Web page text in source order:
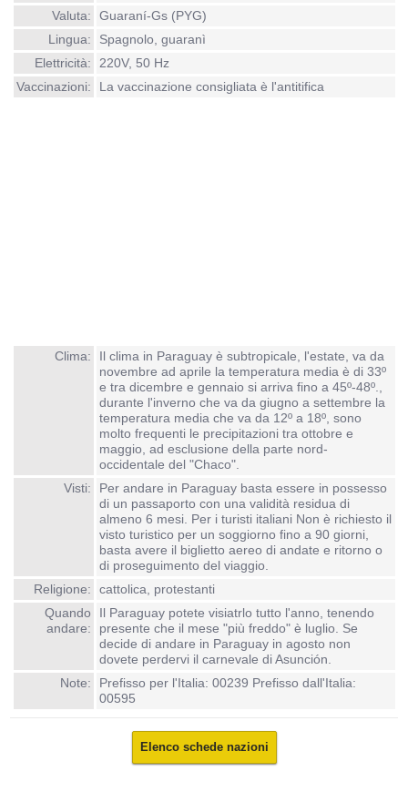
Valuta:
Guaraní-Gs (PYG)
Lingua:
Spagnolo, guaranì
Elettricità:
220V, 50 Hz
Vaccinazioni:
La vaccinazione consigliata è l'antitifica
Clima:
Il clima in Paraguay è subtropicale, l'estate, va da
novembre ad aprile la temperatura media è di 33º
e tra dicembre e gennaio si arriva fino a 45º-48º.,
durante l'inverno che va da giugno a settembre la
temperatura media che va da 12º a 18º, sono
molto frequenti le precipitazioni tra ottobre e
maggio, ad esclusione della parte nord-
occidentale del "Chaco".
Visti:
Per andare in Paraguay basta essere in possesso
di un passaporto con una validità residua di
almeno 6 mesi. Per i turisti italiani Non è richiesto il
visto turistico per un soggiorno fino a 90 giorni,
basta avere il biglietto aereo di andate e ritorno o
di proseguimento del viaggio.
Religione:
cattolica, protestanti
Quando
andare:
Il Paraguay potete visiatrlo tutto l'anno, tenendo
presente che il mese "più freddo" è luglio. Se
decide di andare in Paraguay in agosto non
dovete perdervi il carnevale di Asunción.
Note:
Prefisso per l'Italia: 00239 Prefisso dall'Italia:
00595
Elenco schede nazioni